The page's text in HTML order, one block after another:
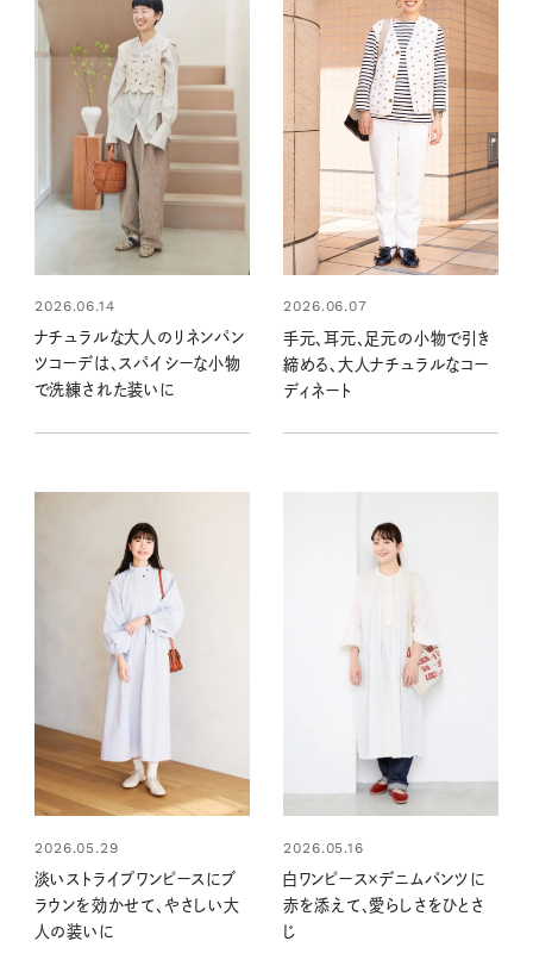
2026.06.14
ナチュラルな大人のリネンパン
ツコーデは、スパイシーな小物
で洗練された装いに
2026.06.07
手元、耳元、足元の小物で引き
締める、大人ナチュラルなコー
ディネート
2026.05.29
淡いストライプワンピースにブ
ラウンを効かせて、やさしい大
人の装いに
2026.05.16
白ワンピース×デニムパンツに
赤を添えて、愛らしさをひとさ
じ